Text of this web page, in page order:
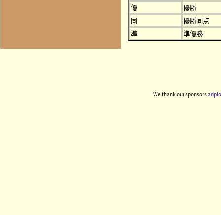
優
優勝
同
優勝同点
準
準優勝
We thank our sponsors